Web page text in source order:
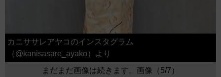
カニササレアヤコのインスタグラム
（@kanisasare_ayako）より
まだまだ画像は続きます。画像（5/7）